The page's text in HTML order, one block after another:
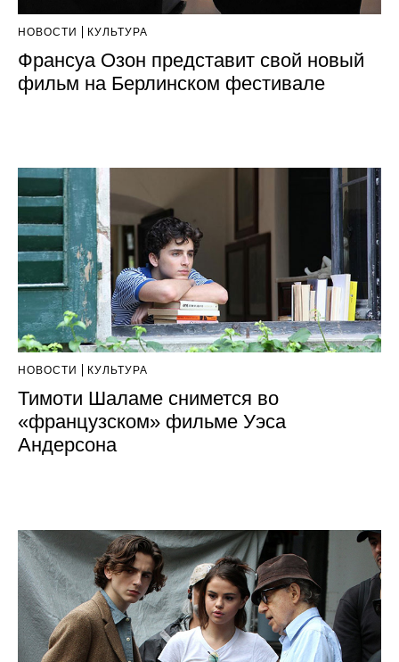
НОВОСТИ КУЛЬТУРА
Франсуа Озон представит свой новый
фильм на Берлинском фестивале
НОВОСТИ КУЛЬТУРА
Тимоти Шаламе снимется во
«французском» фильме Уэса
Андерсона